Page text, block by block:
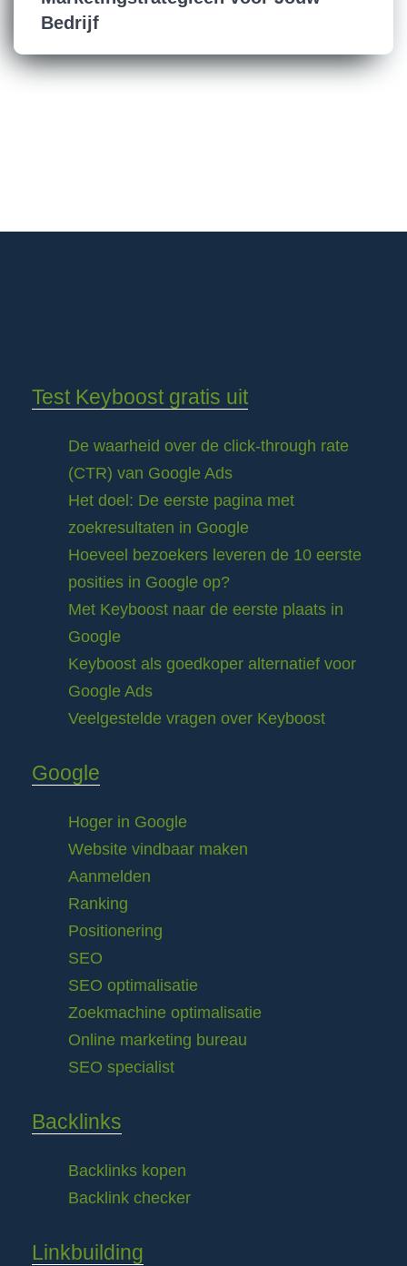
Bedrijf
Test Keyboost gratis uit
De waarheid over de click-through rate
(CTR) van Google Ads
Het doel: De eerste pagina met
zoekresultaten in Google
Hoeveel bezoekers leveren de 10 eerste
posities in Google op?
Met Keyboost naar de eerste plaats in
Google
Keyboost als goedkoper alternatief voor
Google Ads
Veelgestelde vragen over Keyboost
Google
Hoger in Google
Website vindbaar maken
Aanmelden
Ranking
Positionering
SEO
SEO optimalisatie
Zoekmachine optimalisatie
Online marketing bureau
SEO specialist
Backlinks
Backlinks kopen
Backlink checker
Linkbuilding